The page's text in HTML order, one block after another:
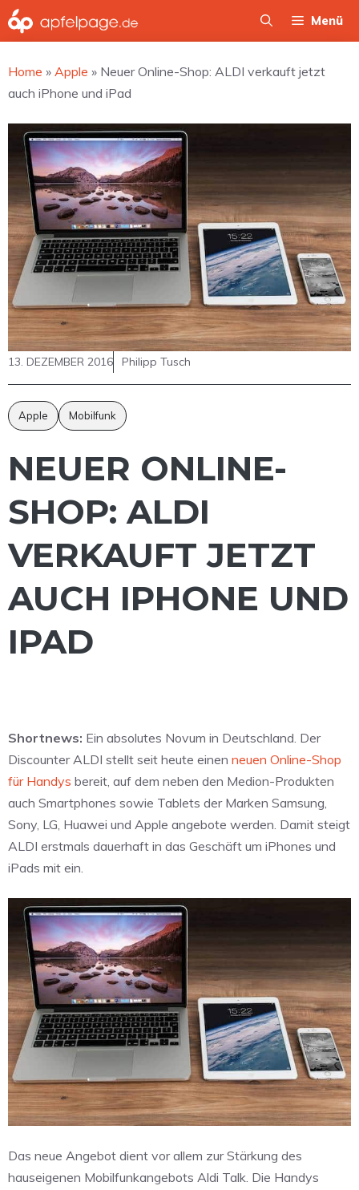
Zum
Inhalt
Menü
Home » Apple » Neuer Online-Shop: ALDI verkauft jetzt
auch iPhone und iPad
13. DEZEMBER 2016 Philipp Tusch
Apple Mobilfunk
NEUER ONLINE-
SHOP: ALDI
VERKAUFT JETZT
AUCH IPHONE UND
IPAD
Shortnews: Ein absolutes Novum in Deutschland. Der
Discounter ALDI stellt seit heute einen neuen Online-Shop
für Handys bereit, auf dem neben den Medion-Produkten
auch Smartphones sowie Tablets der Marken Samsung,
Sony, LG, Huawei und Apple angebote werden. Damit steigt
ALDI erstmals dauerhaft in das Geschäft um iPhones und
iPads mit ein.
Das neue Angebot dient vor allem zur Stärkung des
hauseigenen Mobilfunkangebots Aldi Talk. Die Handys